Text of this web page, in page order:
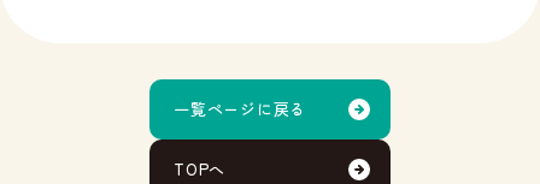
一覧ページに戻る
TOPへ